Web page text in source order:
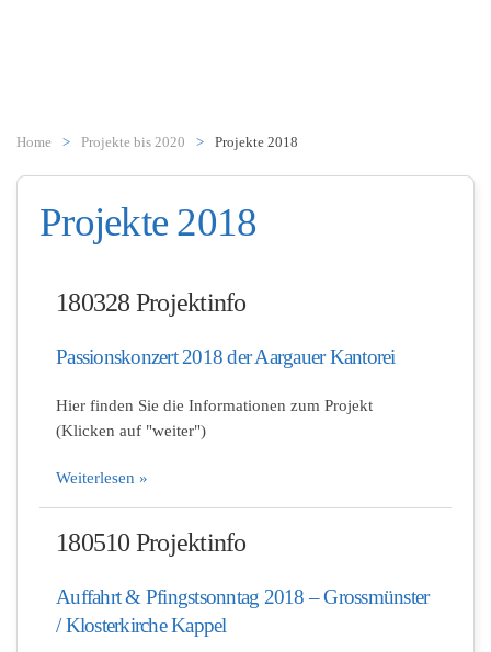
Home Projekte bis 2020 Projekte 2018
Projekte 2018
180328 Projektinfo
Passionskonzert 2018 der Aargauer Kantorei
Hier finden Sie die Informationen zum Projekt
(Klicken auf "weiter")
Weiterlesen »
180510 Projektinfo
Auffahrt & Pfingstsonntag 2018 – Grossmünster
/ Klosterkirche Kappel